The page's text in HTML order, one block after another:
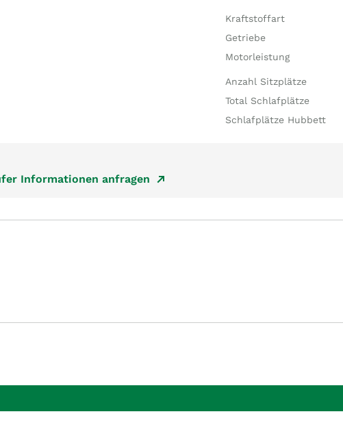
Kraftstoffart
Getriebe
Motorleistung
Anzahl Sitzplätze
Total Schlafplätze
Schlafplätze Hubbett
Informationen anfragen